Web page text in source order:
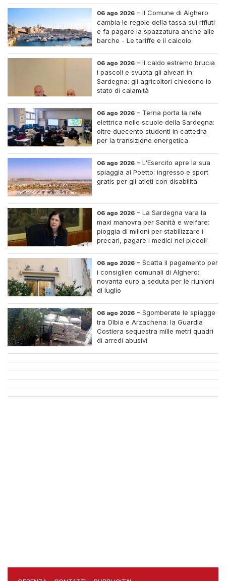
06 ago 2026 -Il Comune di Alghero
cambia le regole della tassa sui rifiuti
e fa pagare la spazzatura anche alle
barche - Le tariffe e il calcolo
06 ago 2026 -Il caldo estremo brucia
i pascoli e svuota gli alveari in
Sardegna: gli agricoltori chiedono lo
stato di calamità
06 ago 2026 - Terna porta la rete
elettrica nelle scuole della Sardegna:
oltre duecento studenti in cattedra
per la transizione energetica
06 ago 2026 -L'Esercito apre la sua
spiaggia al Poetto: ingresso e sport
gratis per gli atleti con disabilità
06 ago 2026 -La Sardegna vara la
maxi manovra per Sanità e welfare:
pioggia di milioni per stabilizzare i
precari, pagare i medici nei piccoli
case di riposo.
06 ago 2026 -Scatta il pagamento per
i consiglieri comunali di Alghero:
novanta euro a seduta per le riunioni
di luglio
06 ago 2026 -Sgomberate le spiagge
tra Olbia e Arzachena: la Guardia
Costiera sequestra mille metri quadri
di arredi abusivi